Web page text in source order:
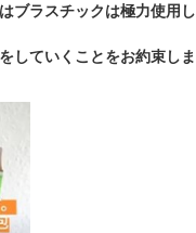
ブラスチックは極力使用し
していくことをお約束しま